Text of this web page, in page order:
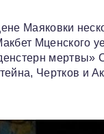
Маяковки
Мценского
Чертков и